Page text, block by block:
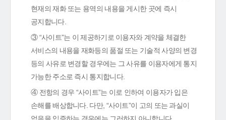
현재의 재화 또는 용역의 내용을 게시한 곳에 즉시
공지합니다.
③ “사이트”는 이 제공하기로 이용자와 계약을 체결한
서비스의 내용을 재화등의 품절 또는 기술적 사양의 변경
등의 사유로 변경할 경우에는 그 사유를 이용자에게 통지
가능한 주소로 즉시 통지합니다.
④ 전항의 경우 “사이트”는 이로 인하여 이용자가 입은
손해를 배상합니다. 다만, “사이트”이 고의 또는 과실이